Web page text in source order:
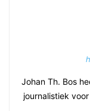
Johan Th. Bos
journalistiek